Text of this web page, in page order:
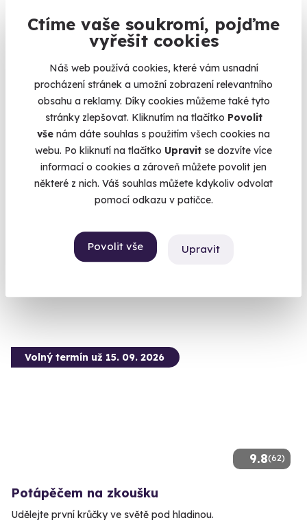
Ctíme vaše soukromí, pojďme
vyřešit cookies
Náš web používá cookies, které vám usnadní
procházení stránek a umožní zobrazení relevantního
obsahu a reklamy. Díky cookies můžeme také tyto
stránky zlepšovat. Kliknutím na tlačítko Povolit
vše nám dáte souhlas s použitím všech cookies na
webu. Po kliknutí na tlačítko Upravit se dozvíte více
informací o cookies a zároveň můžete povolit jen
některé z nich. Váš souhlas můžete kdykoliv odvolat
pomocí odkazu v patičce.
Povolit vše Upravit
9.4
Volný termín už 30. 08. 2026
S.W.A.T. trénink
Staňte se členem ozbrojeného komanda.
Milovice (Nymburk)
9.8(62)
Volný termín už 15. 09. 2026
Potápěčem na zkoušku
Udělejte první krůčky ve světě pod hladinou.